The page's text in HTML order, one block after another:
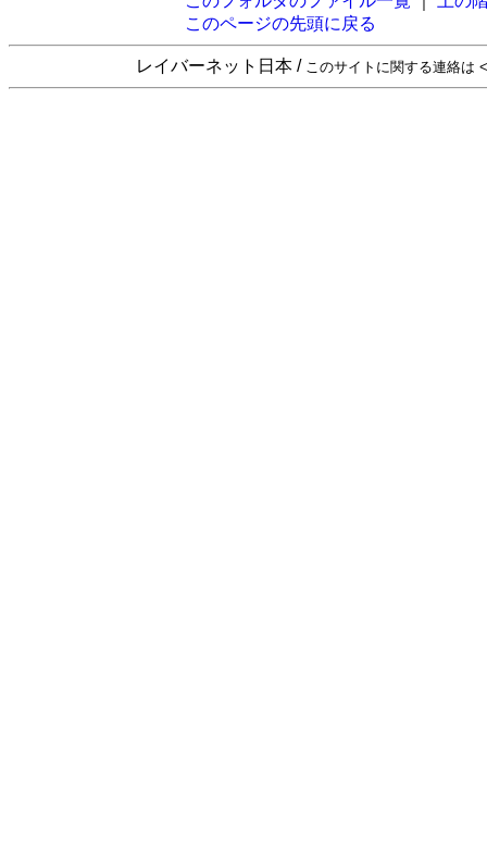
このページの先頭に戻る
レイバーネット日本 / このサイトに関する連絡は